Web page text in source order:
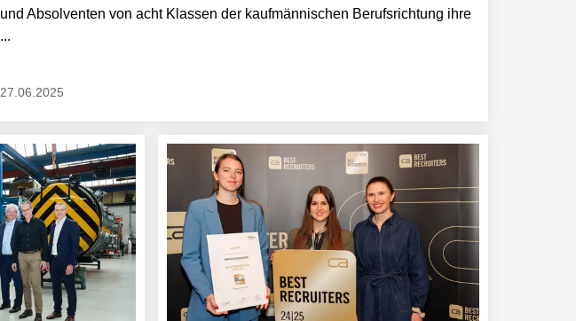
und Absolventen von acht Klassen der kaufmännischen Berufsrichtung ihre
...
27.06.2025